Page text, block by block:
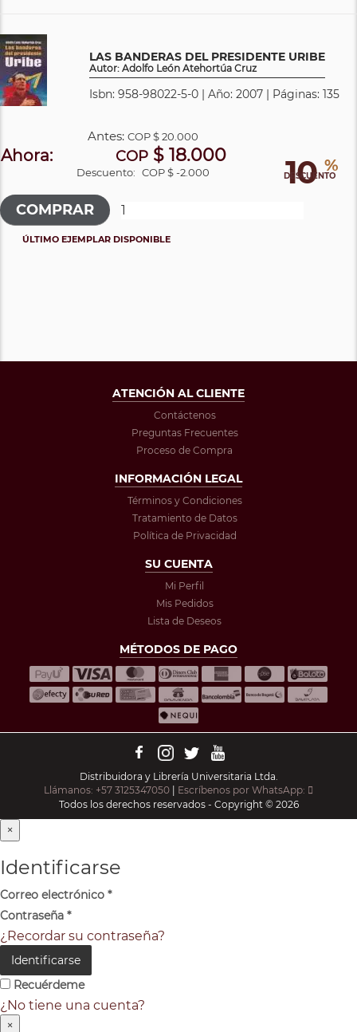
LAS BANDERAS DEL PRESIDENTE URIBE
Autor: Adolfo León Atehortúa Cruz
Isbn: 958-98022-5-0 | Año: 2007 | Páginas: 135
10 %
DESCUENTO
Antes: COP$ 20.000
Ahora: COP$ 18.000
Descuento: COP $ -2.000
ÚLTIMO EJEMPLAR DISPONIBLE
ATENCIÓN AL CLIENTE
Contáctenos
Preguntas Frecuentes
Proceso de Compra
INFORMACIÓN LEGAL
Términos y Condiciones
Tratamiento de Datos
Política de Privacidad
SU CUENTA
Mi Perfil
Mis Pedidos
Lista de Deseos
MÉTODOS DE PAGO
Distribuidora y Librería Universitaria Ltda.
Llámanos: +57 3125347050 | Escríbenos por WhatsApp:
Todos los derechos reservados - Copyright © 2026
×
Identificarse
Correo electrónico *
Contraseña *
¿Recordar su contraseña?
Identificarse
Recuérdeme
¿No tiene una cuenta?
×